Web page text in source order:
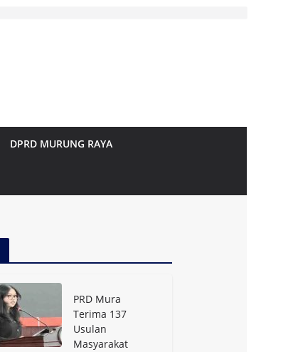
DPRD MURUNG RAYA
PRD Mura
Terima 137
Usulan
Masyarakat